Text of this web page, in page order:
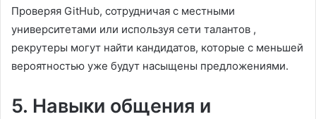
Проверяя GitHub, сотрудничая с местными
университетами или используя сети талантов ,
рекрутеры могут найти кандидатов, которые с меньшей
вероятностью уже будут насыщены предложениями.
5. Навыки общения и